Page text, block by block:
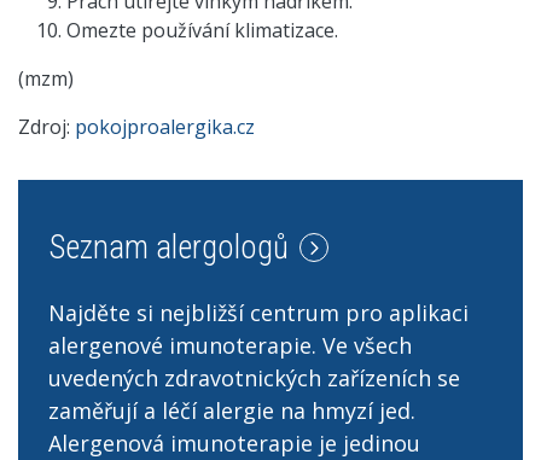
Omezte používání klimatizace.
(mzm)
Zdroj: pokojproalergika.cz
Seznam alergologů
Najděte si nejbližší centrum pro aplikaci
alergenové imunoterapie. Ve všech
uvedených zdravotnických zařízeních se
zaměřují a léčí alergie na hmyzí jed.
Alergenová imunoterapie je jedinou